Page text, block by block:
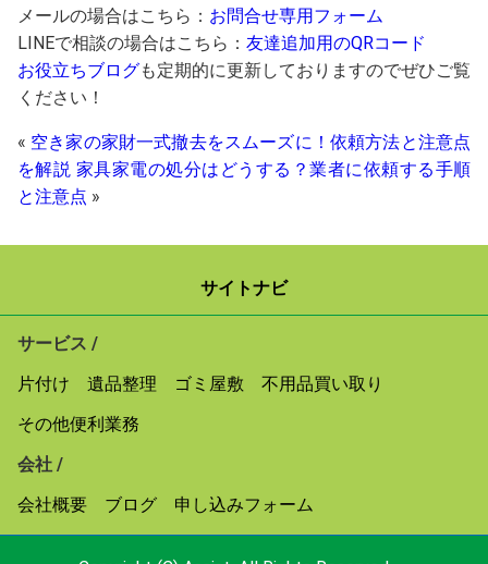
メールの場合はこちら： お問合せ専用フォーム
LINEで相談の場合はこちら： 友達追加用のQRコード
お役立ちブログも定期的に更新しておりますのでぜひご覧
ください！
« 空き家の家財一式撤去をスムーズに！依頼方法と注意点
を解説 家具家電の処分はどうする？業者に依頼する手順
と注意点 »
サイトナビ
サービス /
片付け
遺品整理 ゴミ屋敷
不用品買い取り
その他便利業務
会社 /
会社概要
ブログ 申し込みフォーム